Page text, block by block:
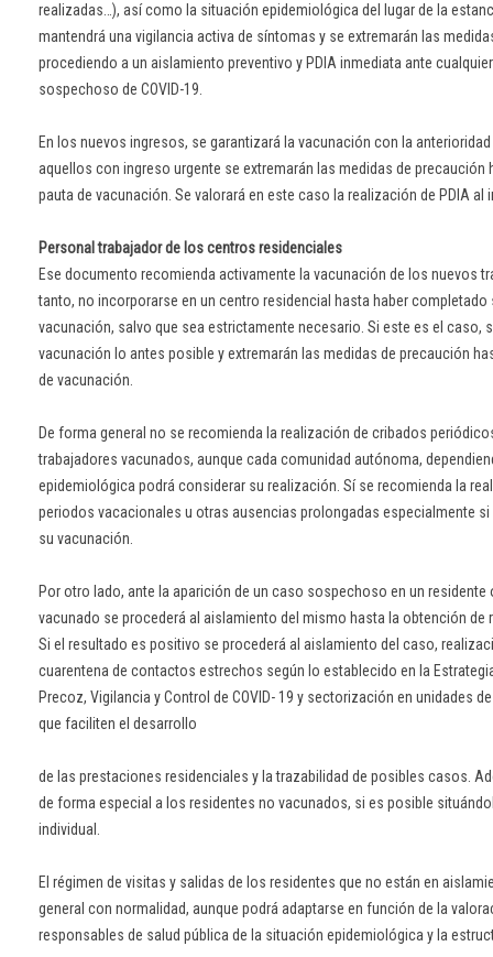
realizadas…), así como la situación epidemiológica del lugar de la
mantendrá una vigilancia activa de síntomas y se extremarán las
procediendo a un aislamiento preventivo y PDIA inmediata ante
sospechoso de COVID-19.
En los nuevos ingresos, se garantizará la vacunación con la
aquellos con ingreso urgente se extremarán las medidas de precaución
pauta de vacunación. Se valorará en este caso la realización de PDIA al
Personal trabajador de los centros residenciales
Ese documento recomienda activamente la vacunación de los nuevos
tanto, no incorporarse en un centro residencial hasta haber completado
vacunación, salvo que sea estrictamente necesario. Si este es el caso,
vacunación lo antes posible y extremarán las medidas de precaución
de vacunación.
De forma general no se recomienda la realización de cribados
trabajadores vacunados, aunque cada comunidad autónoma,
epidemiológica podrá considerar su realización. Sí se recomienda la
periodos vacacionales u otras ausencias prolongadas especialmente
su vacunación.
Por otro lado, ante la aparición de un caso sospechoso en un residente
vacunado se procederá al aislamiento del mismo hasta la obtención de
Si el resultado es positivo se procederá al aislamiento del caso,
cuarentena de contactos estrechos según lo establecido en la
Precoz, Vigilancia y Control de COVID- 19 y sectorización en unidades
que faciliten el desarrollo
de las prestaciones residenciales y la trazabilidad de posibles casos.
de forma especial a los residentes no vacunados, si es posible
individual.
El régimen de visitas y salidas de los residentes que no están en
general con normalidad, aunque podrá adaptarse en función de la
responsables de salud pública de la situación epidemiológica y la